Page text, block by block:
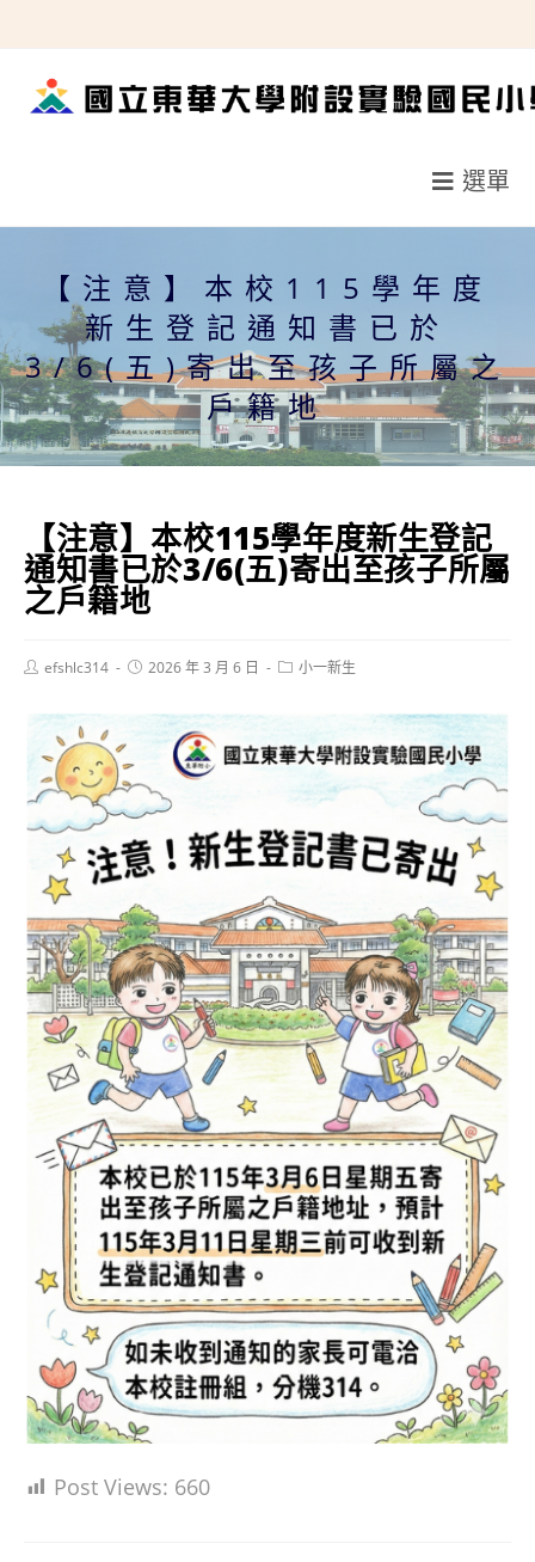
轉
選單
【注意】本校115學年度
新生登記通知書已於
3/6(五)寄出至孩子所屬之
戶籍地
【注意】本校115學年度新生登記
通知書已於3/6(五)寄出至孩子所屬
之戶籍地
Postefshlc314
Post2026 年 3 月 6 日
Post小一新生
Post Views: 660